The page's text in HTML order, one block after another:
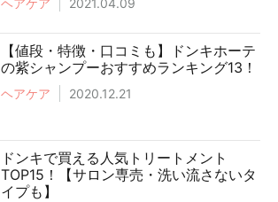
ヘアケア 2021.04.09
【値段・特徴・口コミも】ドンキホーテ
の紫シャンプーおすすめランキング13！
ヘアケア 2020.12.21
ドンキで買える人気トリートメント
TOP15！【サロン専売・洗い流さないタ
イプも】